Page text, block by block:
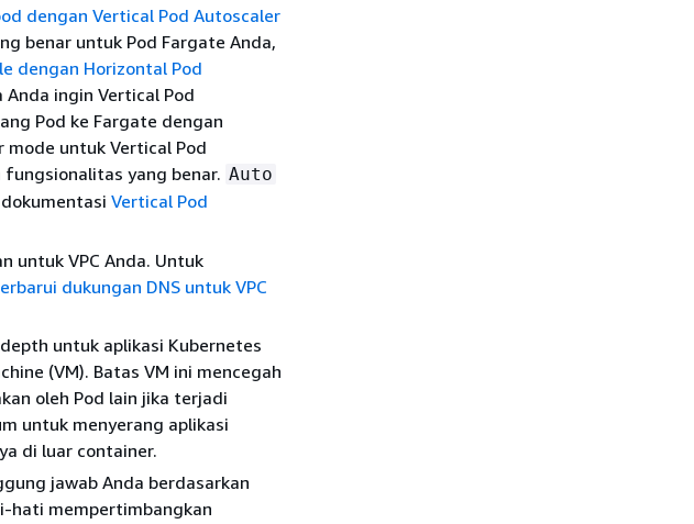
dengan Vertical Pod Autoscaler
benar untuk Pod Fargate Anda,
dengan Horizontal Pod
Anda ingin Vertical Pod
Pod ke Fargate dengan
mode untuk Vertical Pod
yang benar. Auto
Vertical Pod
untuk VPC Anda. Untuk
dukungan DNS untuk VPC
untuk aplikasi Kubernetes
(VM). Batas VM ini mencegah
oleh Pod lain jika terjadi
untuk menyerang aplikasi
di luar container.
jawab Anda berdasarkan
hati mempertimbangkan